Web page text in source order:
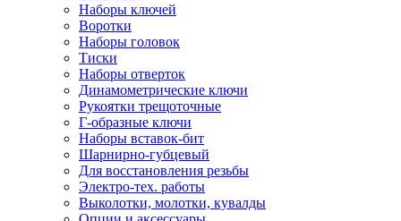
Наборы ключей
Воротки
Наборы головок
Тиски
Наборы отверток
Динамометрические ключи
Рукоятки трещоточные
Г-образные ключи
Наборы вставок-бит
Шарнирно-губцевый
Для восстановления резьбы
Электро-тех. работы
Выколотки, молотки, кувалды